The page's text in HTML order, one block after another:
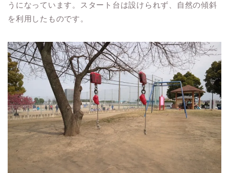
うになっています。スタート台は設けられず、自然の傾斜
を利用したものです。